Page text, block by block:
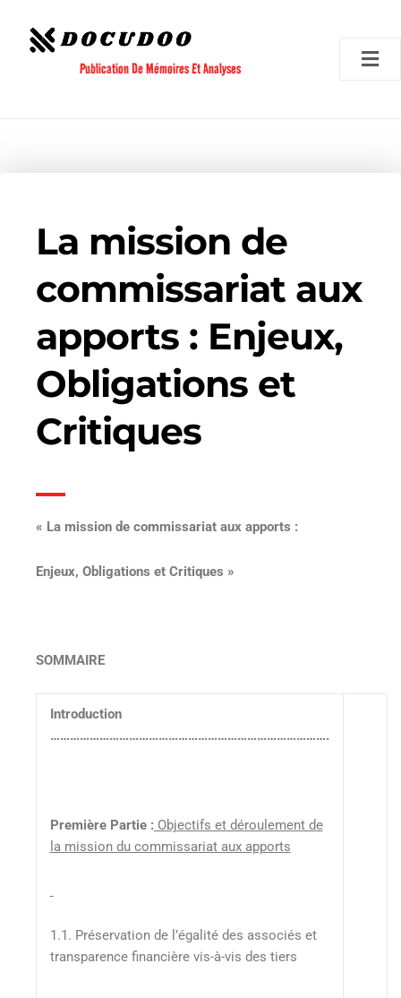
contenu
Publication De Mémoires Et Analyses
La mission de
commissariat aux
apports : Enjeux,
Obligations et
Critiques
« La mission de commissariat aux apports :
Enjeux, Obligations et Critiques »
SOMMAIRE
Introduction
………………………………………………………………………….
Première Partie : Objectifs et déroulement de
la mission du commissariat aux apports
1.1. Préservation de l’égalité des associés et
transparence financière vis-à-vis des tiers